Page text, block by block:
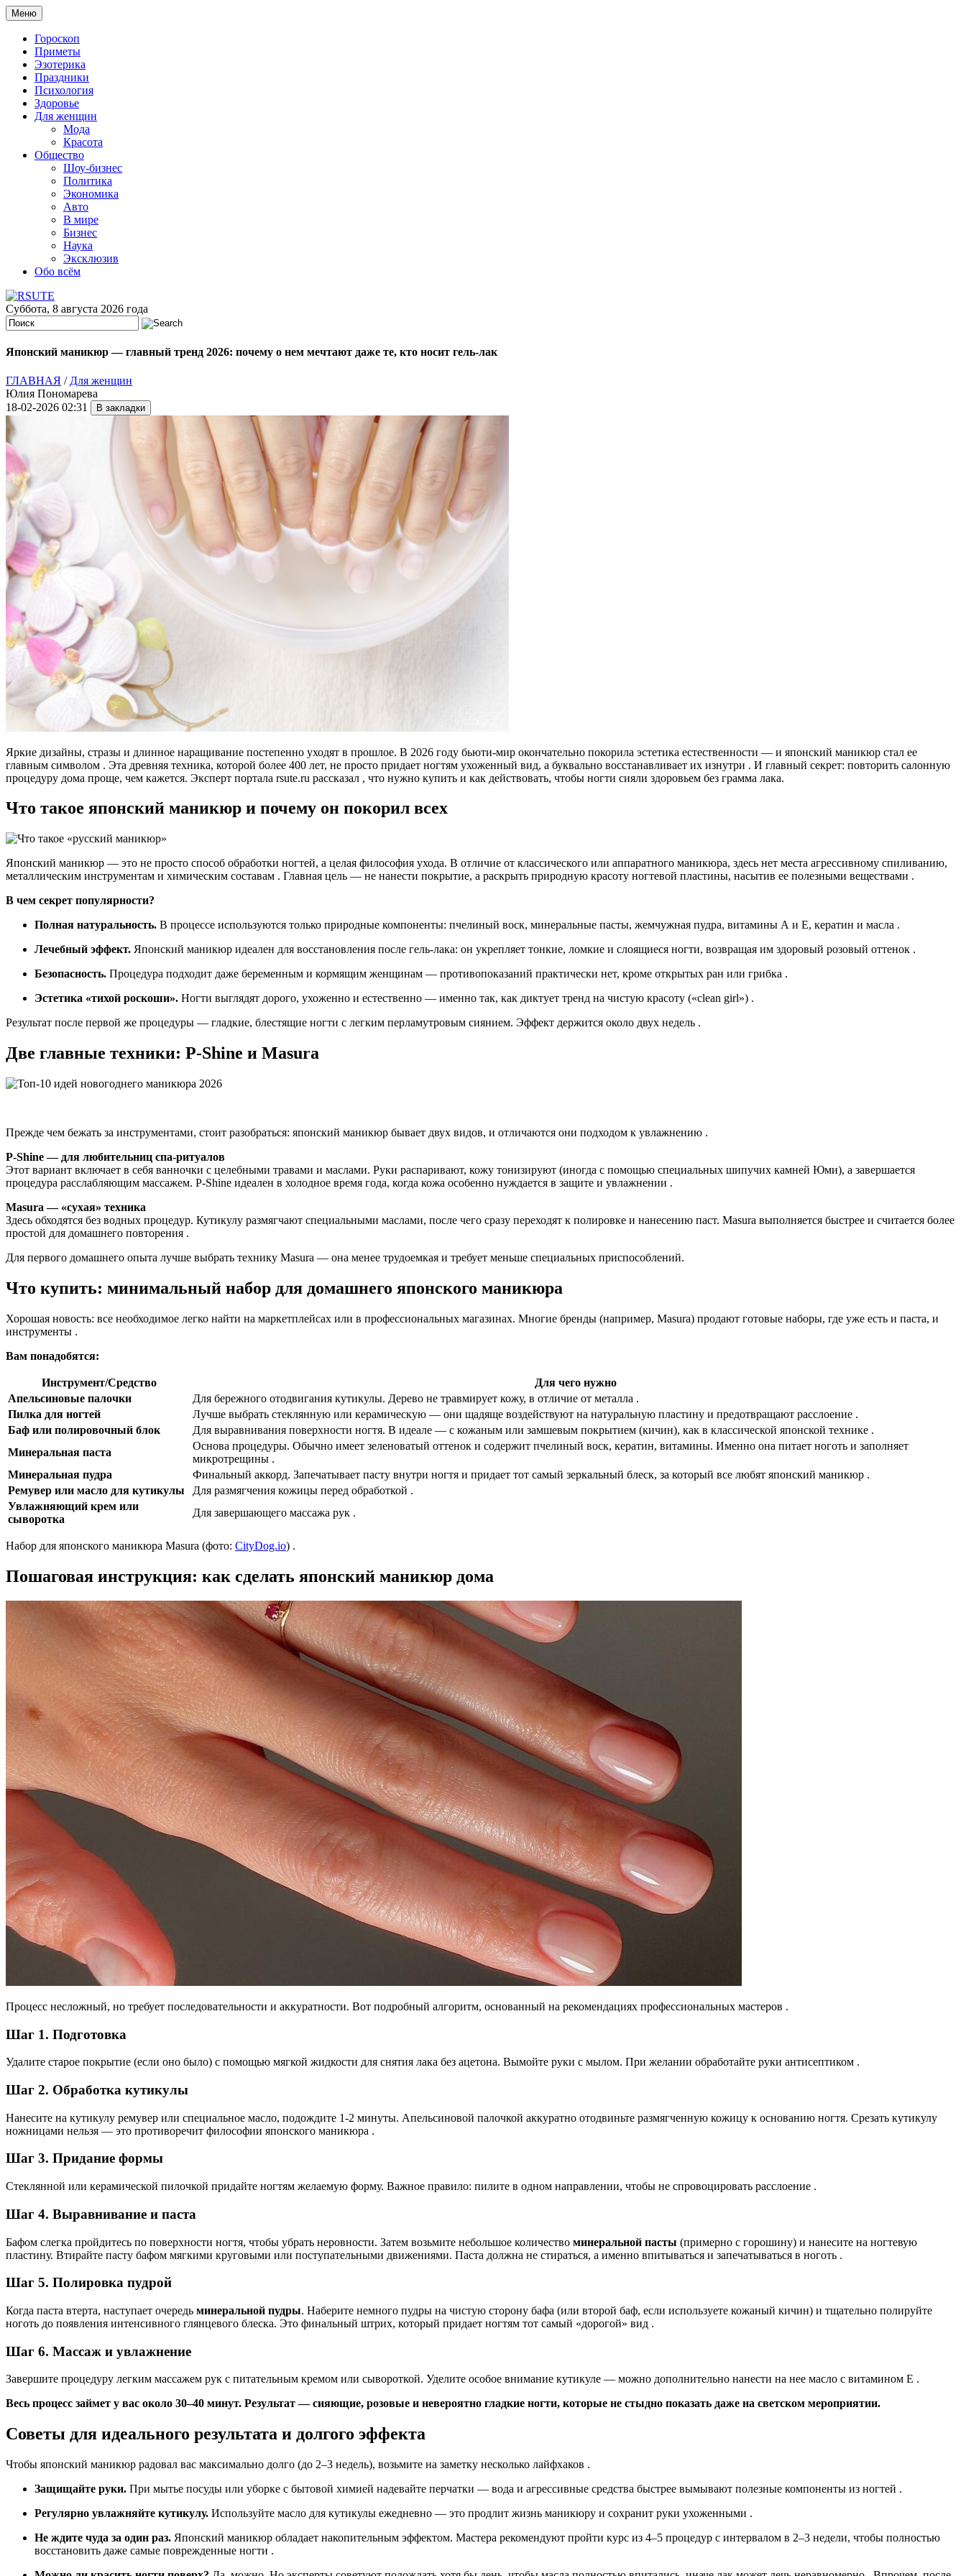
Меню
Гороскоп
Приметы
Эзотерика
Праздники
Психология
Здоровье
Для женщин
Мода
Красота
Общество
Шоу-бизнес
Политика
Экономика
Авто
В мире
Бизнес
Наука
Эксклюзив
Обо всём
Суббота, 8 августа 2026 года
Японский маникюр — главный тренд 2026: почему о нем мечтают даже те, кто носит гель-лак
ГЛАВНАЯ / Для женщин
Юлия Пономарева
18-02-2026 02:31
Яркие дизайны, стразы и длинное наращивание постепенно уходят в прошлое. В 2026 году бьюти-мир окончательно покорила эстетика естественности — и японский маникюр стал ее
главным символом . Эта древняя техника, которой более 400 лет, не просто придает ногтям ухоженный вид, а буквально восстанавливает их изнутри . И главный секрет: повторить салонную
процедуру дома проще, чем кажется. Эксперт портала rsute.ru рассказал , что нужно купить и как действовать, чтобы ногти сияли здоровьем без грамма лака.
Что такое японский маникюр и почему он покорил всех
Японский маникюр — это не просто способ обработки ногтей, а целая философия ухода. В отличие от классического или аппаратного маникюра, здесь нет места агрессивному спиливанию,
металлическим инструментам и химическим составам . Главная цель — не нанести покрытие, а раскрыть природную красоту ногтевой пластины, насытив ее полезными веществами .
В чем секрет популярности?
Полная натуральность. В процессе используются только природные компоненты: пчелиный воск, минеральные пасты, жемчужная пудра, витамины А и Е, кератин и масла .
Лечебный эффект. Японский маникюр идеален для восстановления после гель-лака: он укрепляет тонкие, ломкие и слоящиеся ногти, возвращая им здоровый розовый оттенок .
Безопасность. Процедура подходит даже беременным и кормящим женщинам — противопоказаний практически нет, кроме открытых ран или грибка .
Эстетика «тихой роскоши». Ногти выглядят дорого, ухоженно и естественно — именно так, как диктует тренд на чистую красоту («clean girl») .
Результат после первой же процедуры — гладкие, блестящие ногти с легким перламутровым сиянием. Эффект держится около двух недель .
Две главные техники: P-Shine и Masura
Прежде чем бежать за инструментами, стоит разобраться: японский маникюр бывает двух видов, и отличаются они подходом к увлажнению .
P-Shine — для любительниц спа-ритуалов
Этот вариант включает в себя ванночки с целебными травами и маслами. Руки распаривают, кожу тонизируют (иногда с помощью специальных шипучих камней Юми), а завершается
процедура расслабляющим массажем. P-Shine идеален в холодное время года, когда кожа особенно нуждается в защите и увлажнении .
Masura — «сухая» техника
Здесь обходятся без водных процедур. Кутикулу размягчают специальными маслами, после чего сразу переходят к полировке и нанесению паст. Masura выполняется быстрее и считается более
простой для домашнего повторения .
Для первого домашнего опыта лучше выбрать технику Masura — она менее трудоемкая и требует меньше специальных приспособлений.
Что купить: минимальный набор для домашнего японского маникюра
Хорошая новость: все необходимое легко найти на маркетплейсах или в профессиональных магазинах. Многие бренды (например, Masura) продают готовые наборы, где уже есть и паста, и
инструменты .
Вам понадобятся:
Инструмент/Средство
Для чего нужно
Апельсиновые палочки
Для бережного отодвигания кутикулы. Дерево не травмирует кожу, в отличие от металла .
Пилка для ногтей
Лучше выбрать стеклянную или керамическую — они щадяще воздействуют на натуральную пластину и предотвращают расслоение .
Баф или полировочный блок
Для выравнивания поверхности ногтя. В идеале — с кожаным или замшевым покрытием (кичин), как в классической японской технике .
Минеральная паста
Основа процедуры. Обычно имеет зеленоватый оттенок и содержит пчелиный воск, кератин, витамины. Именно она питает ноготь и заполняет
микротрещины .
Минеральная пудра
Финальный аккорд. Запечатывает пасту внутри ногтя и придает тот самый зеркальный блеск, за который все любят японский маникюр .
Ремувер или масло для кутикулы
Для размягчения кожицы перед обработкой .
Увлажняющий крем или
сыворотка
Для завершающего массажа рук .
Набор для японского маникюра Masura (фото: CityDog.io) .
Пошаговая инструкция: как сделать японский маникюр дома
Процесс несложный, но требует последовательности и аккуратности. Вот подробный алгоритм, основанный на рекомендациях профессиональных мастеров .
Шаг 1. Подготовка
Удалите старое покрытие (если оно было) с помощью мягкой жидкости для снятия лака без ацетона. Вымойте руки с мылом. При желании обработайте руки антисептиком .
Шаг 2. Обработка кутикулы
Нанесите на кутикулу ремувер или специальное масло, подождите 1-2 минуты. Апельсиновой палочкой аккуратно отодвиньте размягченную кожицу к основанию ногтя. Срезать кутикулу
ножницами нельзя — это противоречит философии японского маникюра .
Шаг 3. Придание формы
Стеклянной или керамической пилочкой придайте ногтям желаемую форму. Важное правило: пилите в одном направлении, чтобы не спровоцировать расслоение .
Шаг 4. Выравнивание и паста
Бафом слегка пройдитесь по поверхности ногтя, чтобы убрать неровности. Затем возьмите небольшое количество минеральной пасты (примерно с горошину) и нанесите на ногтевую
пластину. Втирайте пасту бафом мягкими круговыми или поступательными движениями. Паста должна не стираться, а именно впитываться и запечатываться в ноготь .
Шаг 5. Полировка пудрой
Когда паста втерта, наступает очередь минеральной пудры. Наберите немного пудры на чистую сторону бафа (или второй баф, если используете кожаный кичин) и тщательно полируйте
ноготь до появления интенсивного глянцевого блеска. Это финальный штрих, который придает ногтям тот самый «дорогой» вид .
Шаг 6. Массаж и увлажнение
Завершите процедуру легким массажем рук с питательным кремом или сывороткой. Уделите особое внимание кутикуле — можно дополнительно нанести на нее масло с витамином Е .
Весь процесс займет у вас около 30–40 минут. Результат — сияющие, розовые и невероятно гладкие ногти, которые не стыдно показать даже на светском мероприятии.
Советы для идеального результата и долгого эффекта
Чтобы японский маникюр радовал вас максимально долго (до 2–3 недель), возьмите на заметку несколько лайфхаков .
Защищайте руки. При мытье посуды или уборке с бытовой химией надевайте перчатки — вода и агрессивные средства быстрее вымывают полезные компоненты из ногтей .
Регулярно увлажняйте кутикулу. Используйте масло для кутикулы ежедневно — это продлит жизнь маникюру и сохранит руки ухоженными .
Не ждите чуда за один раз. Японский маникюр обладает накопительным эффектом. Мастера рекомендуют пройти курс из 4–5 процедур с интервалом в 2–3 недели, чтобы полностью
восстановить даже самые поврежденные ногти .